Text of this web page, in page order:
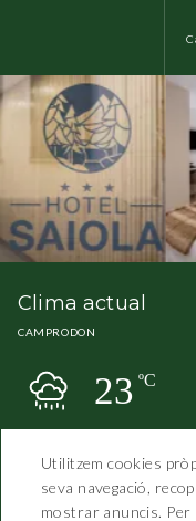
Clima actual
CAMPRODON
23ºC
Utilitzem cookies
seva navegació,
mostrar anuncis. Per